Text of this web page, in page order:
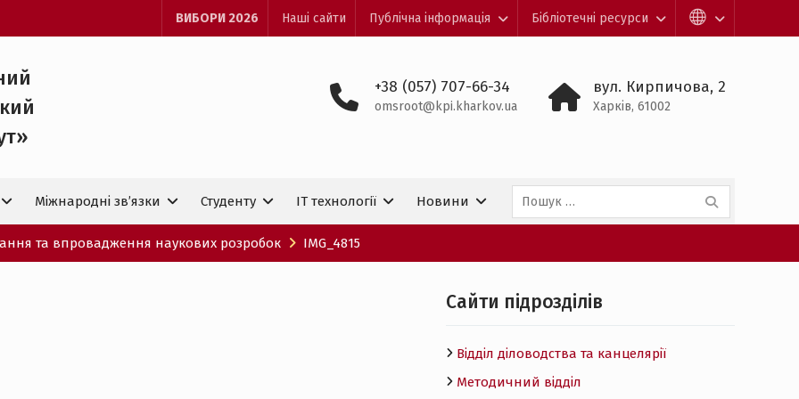
ВИБОРИ 2026 Наші сайти Публічна інформація Бібліотечні ресурси
+38 (057) 707-66-34
omsroot@kpi.kharkov.ua
вул. Кирпичова, 2
Харків, 61002
Міжнародні зв’язки Студенту IT технологiї Новини
Пошук:
та впровадження наукових розробок IMG_4815
Cайти підрозділів
Відділ діловодства та канцелярії
Методичний відділ